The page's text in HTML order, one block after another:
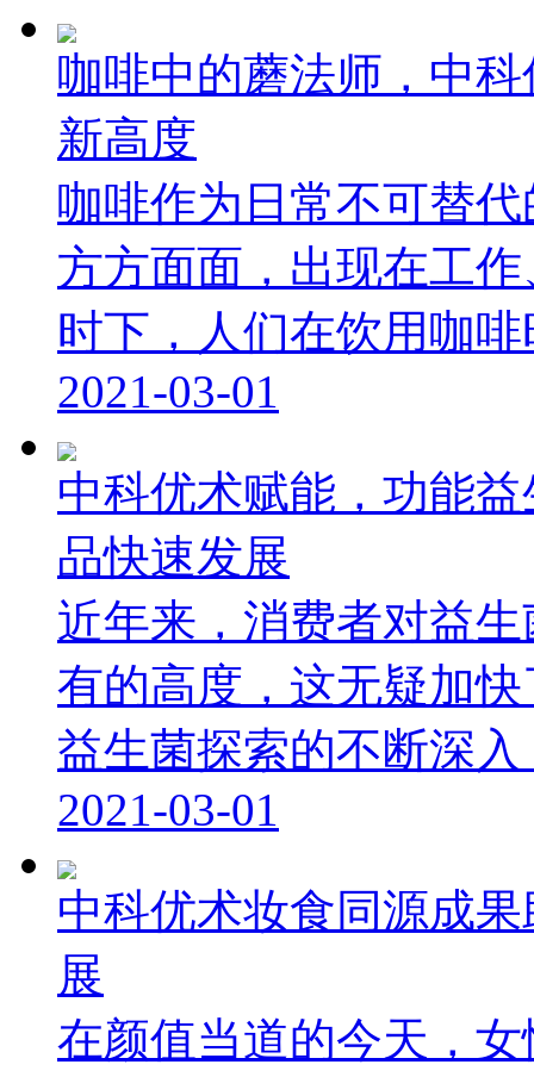
咖啡中的蘑法师，中
新高度
咖啡作为日常不可替
方方面面，出现在工
时下，人们在饮用咖
2021-03-01
中科优术赋能，功能
品快速发展
近年来，消费者对益
有的高度，这无疑加
益生菌探索的不断深
2021-03-01
中科优术妆食同源成
展
在颜值当道的今天，